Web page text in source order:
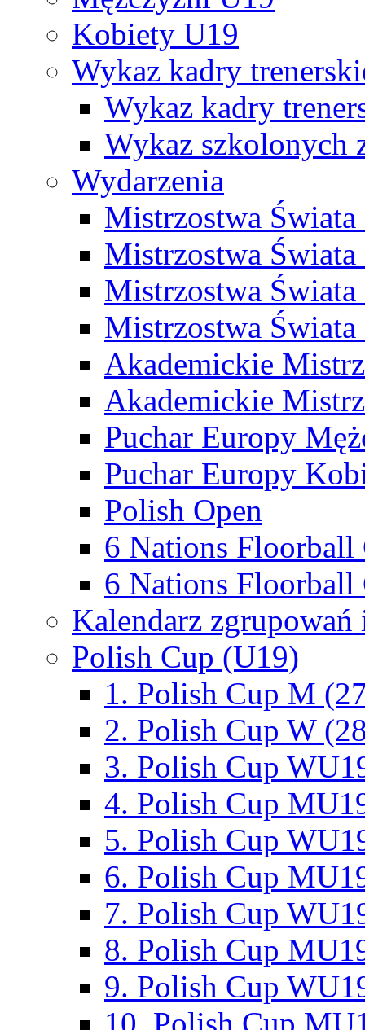
Kobiety U19
Wykaz kadry
Wykaz kadry
Wykaz szkolonych
Wydarzenia
Mistrzostwa
Mistrzostwa
Mistrzostwa
Mistrzostwa
Akademickie
Akademickie
Puchar Europy
Puchar Europy
Polish Open
6 Nations Floorball
6 Nations Floorball
Kalendarz
Polish Cup (U19)
1. Polish Cup M
2. Polish Cup W
3. Polish Cup
4. Polish Cup
5. Polish Cup
6. Polish Cup
7. Polish Cup
8. Polish Cup
9. Polish Cup
10. Polish Cup